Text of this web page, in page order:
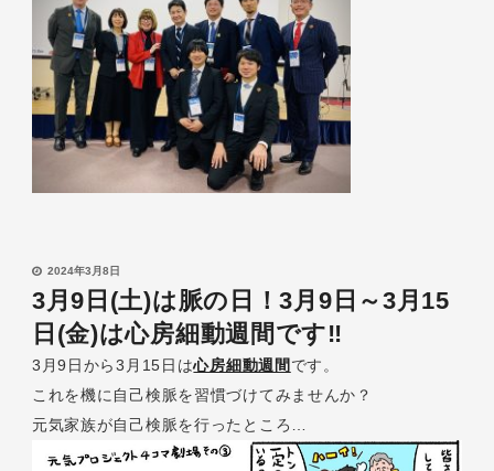
2024年3月8日
3月9日(土)は脈の日！3月9日～3月15
日(金)は心房細動週間です‼
3月9日から3月15日は心房細動週間 です。
これを機に自己検脈を習慣づけてみませんか？
元気家族が自己検脈を行ったところ…